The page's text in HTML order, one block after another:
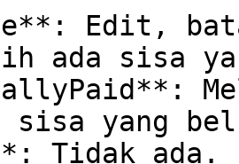
Edit,
ada sisa
sisa yang
Tidak ada.